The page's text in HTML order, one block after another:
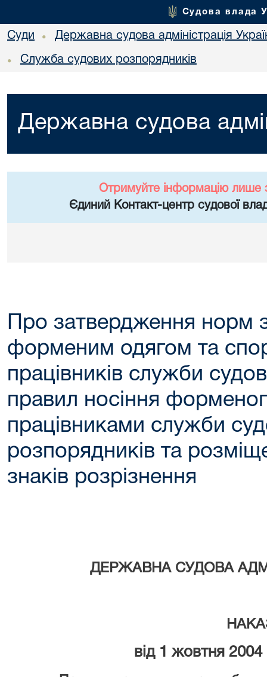
Судова влада
Суди • Державна судова адміністрація
• Служба судових розпорядників
Державна судова
Отримуйте інформацію лише
Єдиний Контакт-центр судової
Про затвердження норм
форменим одягом та
працівників служби
правил носіння
працівниками служби
розпорядників та
знаків розрізнення
ДЕРЖАВНА СУДОВА
від 1 жовтня